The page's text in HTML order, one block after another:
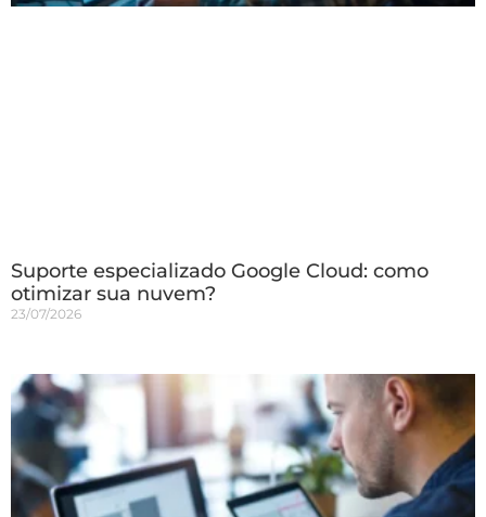
Suporte especializado Google Cloud: como
otimizar sua nuvem?
23/07/2026